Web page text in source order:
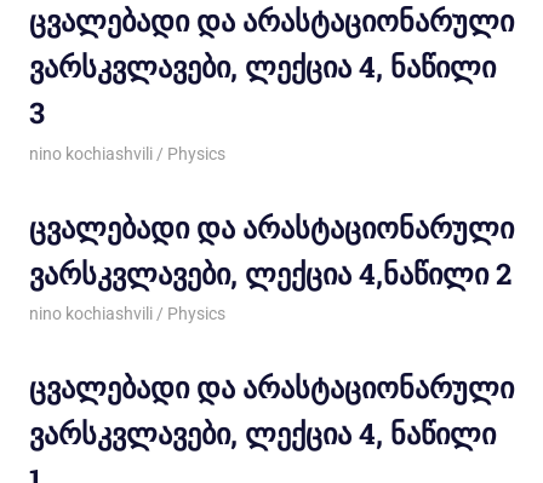
ცვალებადი და არასტაციონარული
ვარსკვლავები, ლექცია 4, ნაწილი
3
05/03/2012
nino kochiashvili Physics
ცვალებადი და არასტაციონარული
ვარსკვლავები, ლექცია 4,ნაწილი 2
05/03/2012
nino kochiashvili Physics
ცვალებადი და არასტაციონარული
ვარსკვლავები, ლექცია 4, ნაწილი